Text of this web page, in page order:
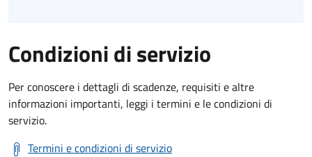
Condizioni di servizio
Per conoscere i dettagli di scadenze, requisiti e altre
informazioni importanti, leggi i termini e le condizioni di
servizio.
Termini e condizioni di servizio